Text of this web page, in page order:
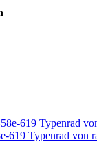
619 Typenrad von